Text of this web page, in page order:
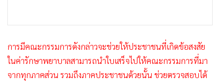
การมีคณะกรรมการดังกล่าวจะช่วยให้ประชาชนที่เกิดข้อสงสัย
ในค่ารักษาพยาบาลสามารถนำใบเสร็จไปให้คณะกรรมการที่มา
จากทุกภาคส่วน รวมถึงภาคประชาชนด้วยนั้น ช่วยตรวจสอบได้